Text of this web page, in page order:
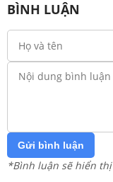
BÌNH LUẬN
Gửi bình luận
*Bình luận sẽ hiển